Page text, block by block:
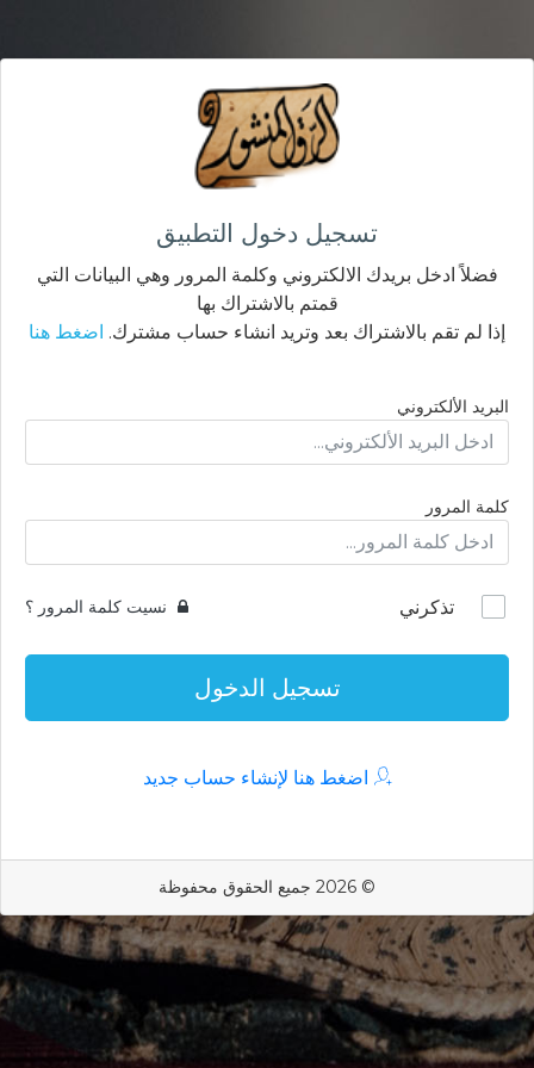
تسجيل دخول التطبيق
فضلاً ادخل بريدك الالكتروني وكلمة المرور وهي البيانات التي
قمتم بالاشتراك بها
إذا لم تقم بالاشتراك بعد وتريد انشاء حساب مشترك. اضغط هنا
البريد الألكتروني
كلمة المرور
تذكرني نسيت كلمة المرور ؟
تسجيل الدخول
اضغط هنا لإنشاء حساب جديد
© 2026 جميع الحقوق محفوظة